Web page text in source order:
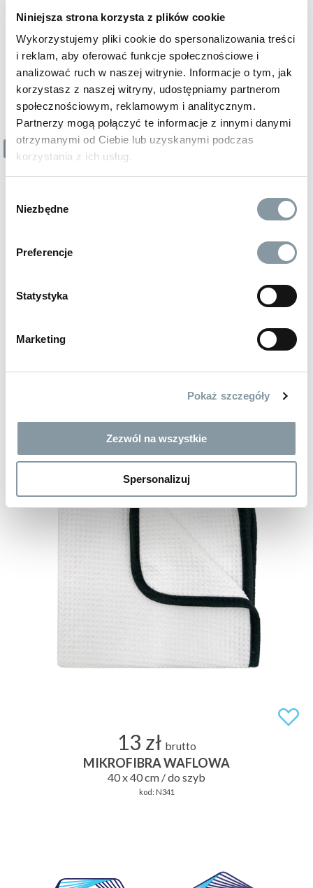
Niniejsza strona korzysta z plików cookie
Wykorzystujemy pliki cookie do spersonalizowania treści
i reklam, aby oferować funkcje społecznościowe i
analizować ruch w naszej witrynie. Informacje o tym, jak
korzystasz z naszej witryny, udostępniamy partnerom
społecznościowym, reklamowym i analitycznym.
Partnerzy mogą połączyć te informacje z innymi danymi
otrzymanymi od Ciebie lub uzyskanymi podczas
korzystania z ich usług.
zgody
Niezbędne
Preferencje
Statystyka
Marketing
Pokaż szczegóły
Zezwól na wszystkie
Spersonalizuj
pasta ceramiczna odporna na wysokie temperatury
13 zł brutto
MIKROFIBRA WAFLOWA
40 x 40 cm / do szyb
kod: N341